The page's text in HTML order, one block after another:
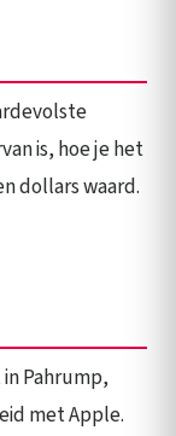
is, hoe je het
dollars waard.
Pahrump,
met Apple.